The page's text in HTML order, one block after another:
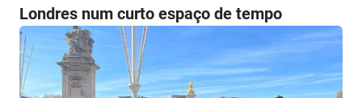
Londres num curto espaço de tempo